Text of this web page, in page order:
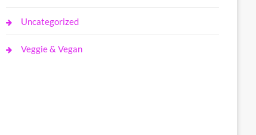
Uncategorized
Veggie & Vegan